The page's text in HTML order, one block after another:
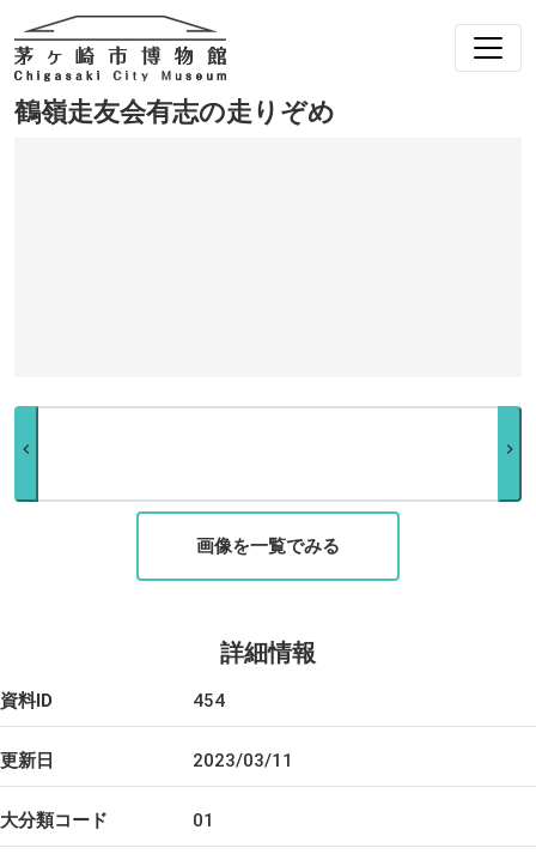
鶴嶺走友会有志の走りぞめ
chevron_left chevron_right
画像を一覧でみる
詳細情報
資料ID 454
更新日 2023/03/11
大分類コード 01